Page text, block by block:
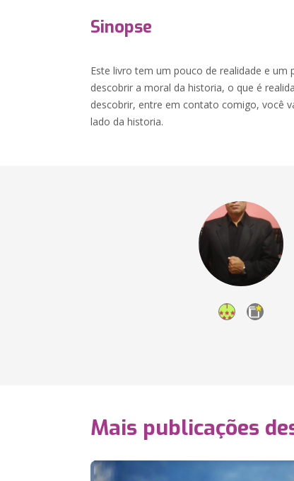
Sinopse
Este livro tem um pouco de realidade e um
descobrir a moral da historia, o que é
descobrir, entre em contato comigo, você
lado da historia.
Mais publicações